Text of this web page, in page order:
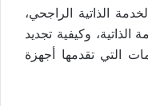
الذاتية الراجحي،
وكيفية تجديد
التي تقدمها أجهزة